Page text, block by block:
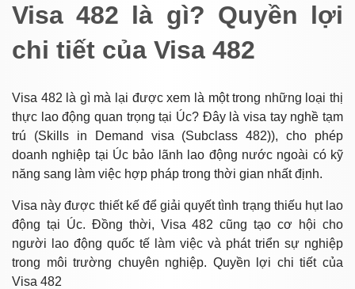
Visa 482 là gì? Quyền lợi
chi tiết của Visa 482
Visa 482 là gì mà lại được xem là một trong những loại thị
thực lao động quan trọng tại Úc? Đây là visa tay nghề tạm
trú (Skills in Demand visa (Subclass 482)), cho phép
doanh nghiệp tại Úc bảo lãnh lao động nước ngoài có kỹ
năng sang làm việc hợp pháp trong thời gian nhất định.
Visa này được thiết kế để giải quyết tình trạng thiếu hụt lao
động tại Úc. Đồng thời, Visa 482 cũng tạo cơ hội cho
người lao động quốc tế làm việc và phát triển sự nghiệp
trong môi trường chuyên nghiệp. Quyền lợi chi tiết của
Visa 482